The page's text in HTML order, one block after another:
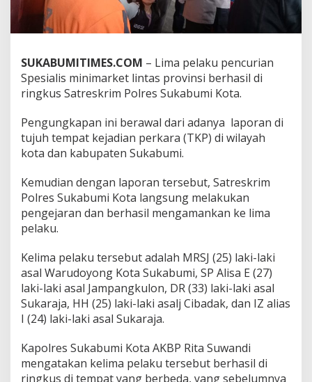
m
a
r
e
t
L
i
a
s
P
o
v
i
n
B
e
r
h
a
s
l
d
i
SUKABUMITIMES.COM – Lima pelaku pencurian
Spesialis minimarket lintas provinsi berhasil di
ringkus Satreskrim Polres Sukabumi Kota.
Pengungkapan ini berawal dari adanya laporan di
tujuh tempat kejadian perkara (TKP) di wilayah
kota dan kabupaten Sukabumi.
Kemudian dengan laporan tersebut, Satreskrim
Polres Sukabumi Kota langsung melakukan
pengejaran dan berhasil mengamankan ke lima
pelaku.
Kelima pelaku tersebut adalah MRSJ (25) laki-laki
asal Warudoyong Kota Sukabumi, SP Alisa E (27)
laki-laki asal Jampangkulon, DR (33) laki-laki asal
Sukaraja, HH (25) laki-laki asalj Cibadak, dan IZ alias
I (24) laki-laki asal Sukaraja.
Kapolres Sukabumi Kota AKBP Rita Suwandi
mengatakan kelima pelaku tersebut berhasil di
ringkus di tempat yang berbeda, yang sebelumnya